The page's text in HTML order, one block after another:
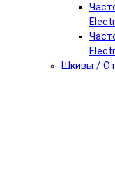
Шкивы /